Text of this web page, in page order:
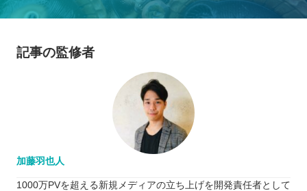
記事の監修者
加藤羽也人
1000万PVを超える新規メディアの立ち上げを開発責任者として